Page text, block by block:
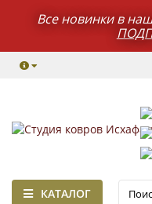
Все новинки в
КАТАЛОГ